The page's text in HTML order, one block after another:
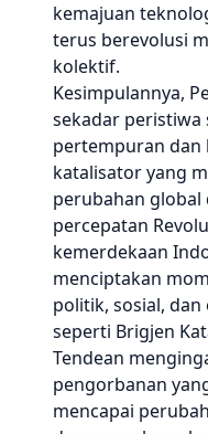
kemajuan
terus berevolusi
kolektif.
Kesimpulannya,
sekadar peristiwa
pertempuran dan
katalisator yang
perubahan global
percepatan
kemerdekaan
menciptakan
politik, sosial,
seperti Brigjen
Tendean
pengorbanan
mencapai